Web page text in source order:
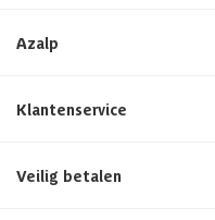
Azalp
Klantenservice
Veilig betalen